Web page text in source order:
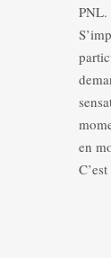
PNL.
en